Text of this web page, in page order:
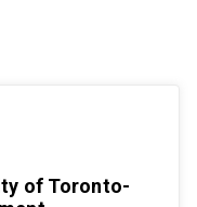
of Toronto-